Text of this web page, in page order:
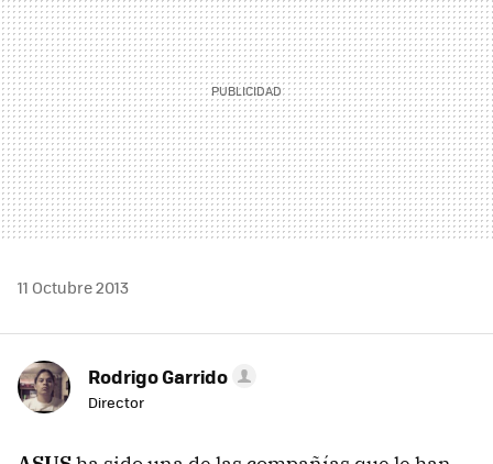
11 Octubre 2013
Rodrigo Garrido
Director